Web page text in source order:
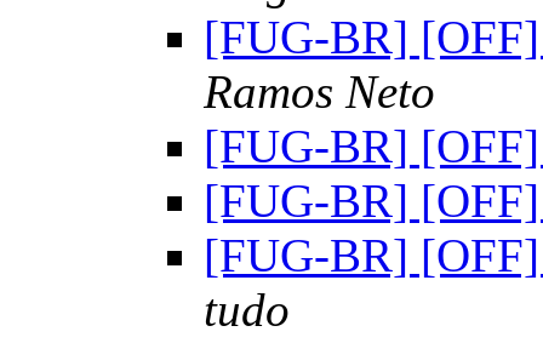
[FUG-BR]
Ramos Neto
[FUG-BR]
[FUG-BR]
[FUG-BR]
tudo